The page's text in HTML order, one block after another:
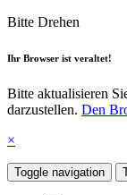
Bitte Drehen
Ihr Browser ist veraltet!
Bitte aktualisieren
darzustellen. Den
×
Toggle navigation